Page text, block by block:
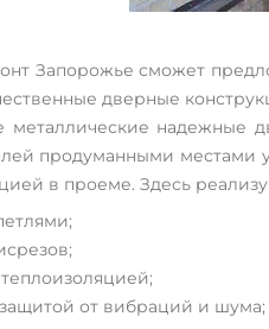
Запорожье сможет
дверные
металлические
продуманными местами
в проеме. Здесь
от вибраций и шума;